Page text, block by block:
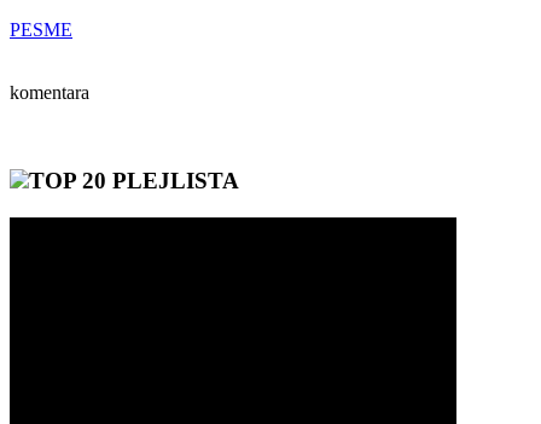
PESME
komentara
TOP 20 PLEJLISTA